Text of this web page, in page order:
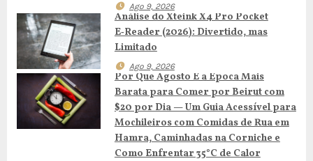
a
r
t
i
g
Ago 9, 2026
Análise do Xteink X4 Pro Pocket
E‑Reader (2026): Divertido, mas
Limitado
Ago 9, 2026
Por Que Agosto É a Época Mais
Barata para Comer por Beirut com
$20 por Dia — Um Guia Acessível para
Mochileiros com Comidas de Rua em
Hamra, Caminhadas na Corniche e
Como Enfrentar 35°C de Calor